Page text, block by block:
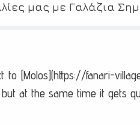
μας με Γαλάζια
[Molos](https://fanari-
at the same time it gets